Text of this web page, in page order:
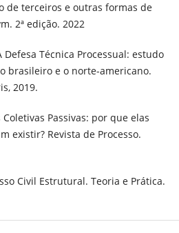
de terceiros e outras formas de
2ª edição. 2022
Defesa Técnica Processual: estudo
brasileiro e o norte-americano.
2019.
Coletivas Passivas: por que elas
existir? Revista de Processo.
Civil Estrutural. Teoria e Prática.